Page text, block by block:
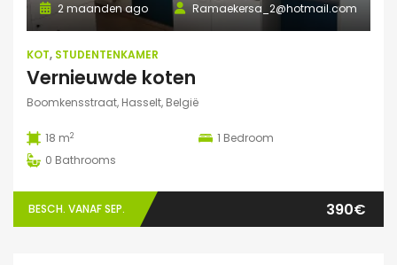
Ramaekersa_2@hotmail.com
2 maanden ago
KOT, STUDENTENKAMER
Vernieuwde koten
Boomkensstraat, Hasselt, België
18 m2 1 Bedroom
0 Bathrooms
BESCH. VANAF SEP. 390€